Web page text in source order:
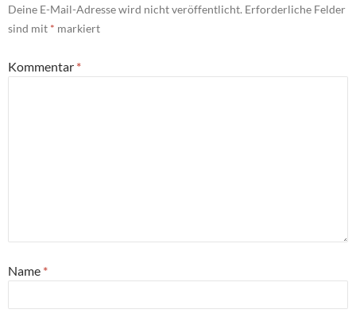
Deine E-Mail-Adresse wird nicht veröffentlicht. Erforderliche Felder
sind mit * markiert
Kommentar *
Name *